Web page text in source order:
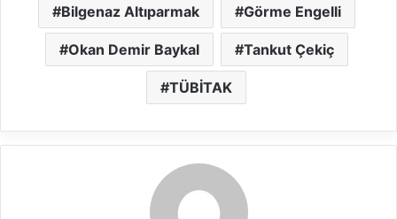
Bilgenaz Altıparmak Görme Engelli
Okan Demir Baykal Tankut Çekiç
TÜBİTAK